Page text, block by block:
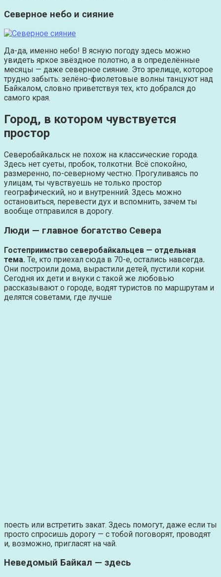
Северное небо и сияние
Да-да, именно небо! В ясную погоду здесь можно
увидеть яркое звёздное полотно, а в определённые
месяцы — даже северное сияние. Это зрелище, которое
трудно забыть: зелёно-фиолетовые волны танцуют над
Байкалом, словно приветствуя тех, кто добрался до
самого края.
Город, в котором чувствуется
простор
Северобайкальск не похож на классические города.
Здесь нет суеты, пробок, толкотни. Всё спокойно,
размеренно, по-северному честно. Прогуливаясь по
улицам, ты чувствуешь не только простор
географический, но и внутренний. Здесь можно
остановиться, перевести дух и вспомнить, зачем ты
вообще отправился в дорогу.
Люди — главное богатство Севера
Гостеприимство северобайкальцев — отдельная
тема. Те, кто приехал сюда в 70-е, остались навсегда.
Они построили дома, вырастили детей, пустили корни.
Сегодня их дети и внуки с такой же любовью
рассказывают о городе, водят туристов по маршрутам и
делятся советами, где лучше
поесть или встретить закат. Здесь помогут, даже если ты
просто спросишь дорогу — с тобой поговорят, проводят
и, возможно, пригласят на чай.
Неведомый Байкал — здесь